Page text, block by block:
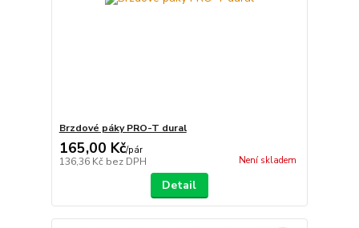
Brzdové páky PRO-T dural
165,00 Kč/pár
136,36 Kč bez DPH Není skladem
Detail